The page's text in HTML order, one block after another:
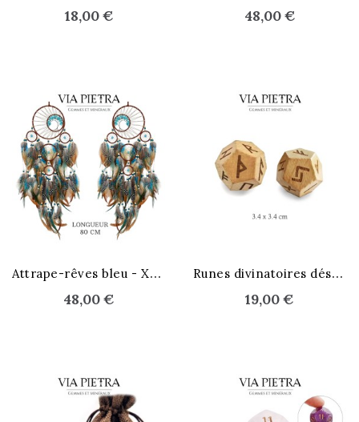
18,00 € 48,00 €
A
ttrape-rêves bleu - XXL
48,00 €
R
unes divinatoires dés en bois
19,00 €